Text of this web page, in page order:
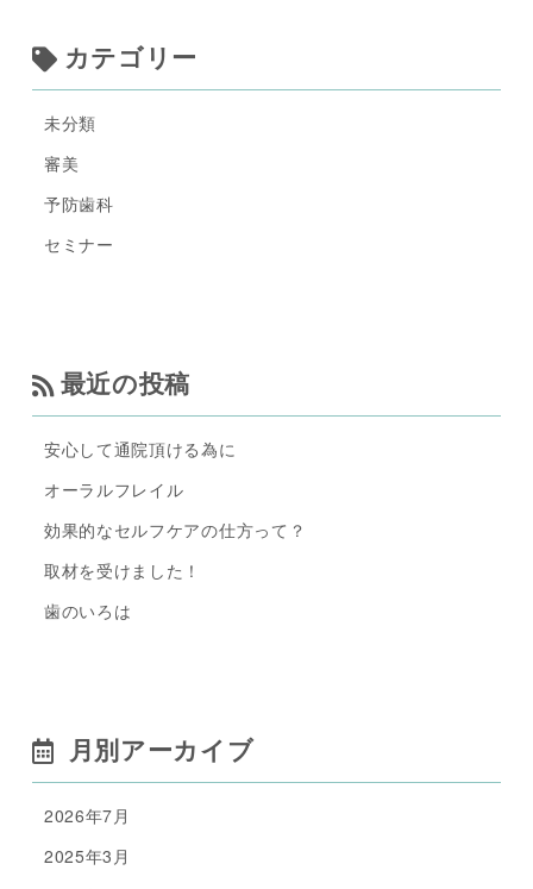
カテゴリー
未分類
審美
予防歯科
セミナー
最近の投稿
安心して通院頂ける為に
オーラルフレイル
効果的なセルフケアの仕方って？
取材を受けました！
歯のいろは
月別アーカイブ
2026年7月
2025年3月